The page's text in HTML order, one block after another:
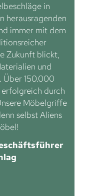
in
herausragenden
immer mit dem
Zukunft blickt,
und
Über 150.000
durch
Möbelgriffe
selbst Aliens